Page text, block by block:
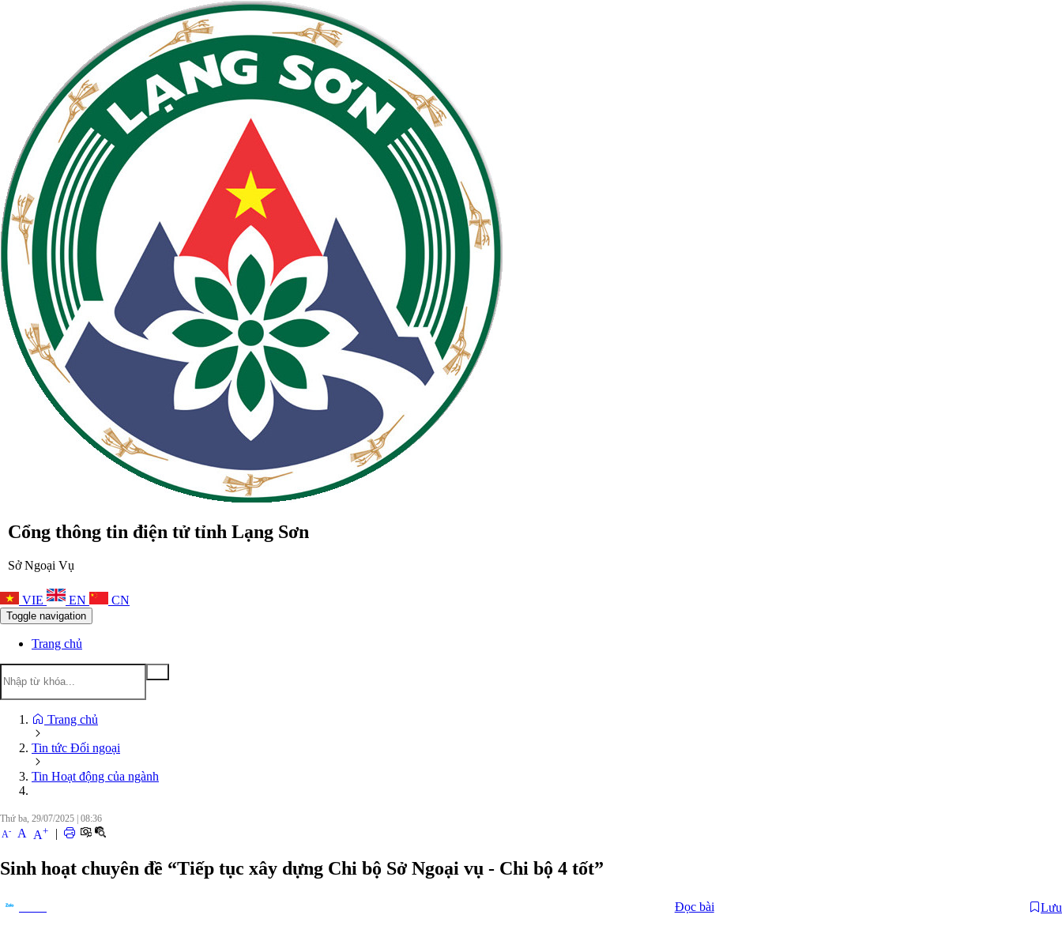
Cổng thông tin điện tử tỉnh Lạng Sơn
Sở Ngoại Vụ
VIE EN CN
Toggle navigation
Trang chủ
Trang chủ
Tin tức Đối ngoại
Tin Hoạt động của ngành
Thứ ba, 29/07/2025 | 08:36
A- A A+ |
Sinh hoạt chuyên đề “Tiếp tục xây dựng Chi bộ Sở Ngoại vụ - Chi bộ 4 tốt”
Đọc bài Lưu